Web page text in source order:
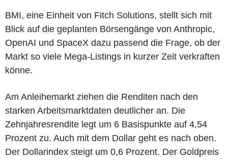
BMI, eine Einheit von Fitch Solutions, stellt sich mit
Blick auf die geplanten Börsengänge von Anthropic,
OpenAI und SpaceX dazu passend die Frage, ob der
Markt so viele Mega-Listings in kurzer Zeit verkraften
könne.
Am Anleihemarkt ziehen die Renditen nach den
starken Arbeitsmarktdaten deutlicher an. Die
Zehnjahresrendite legt um 6 Basispunkte auf 4,54
Prozent zu. Auch mit dem Dollar geht es nach oben.
Der Dollarindex steigt um 0,6 Prozent. Der Goldpreis